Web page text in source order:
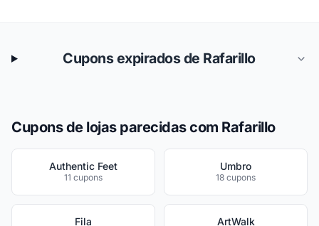
Cupons expirados de Rafarillo
Cupons de lojas parecidas com Rafarillo
Authentic Feet
11 cupons
Umbro
18 cupons
Fila ArtWalk